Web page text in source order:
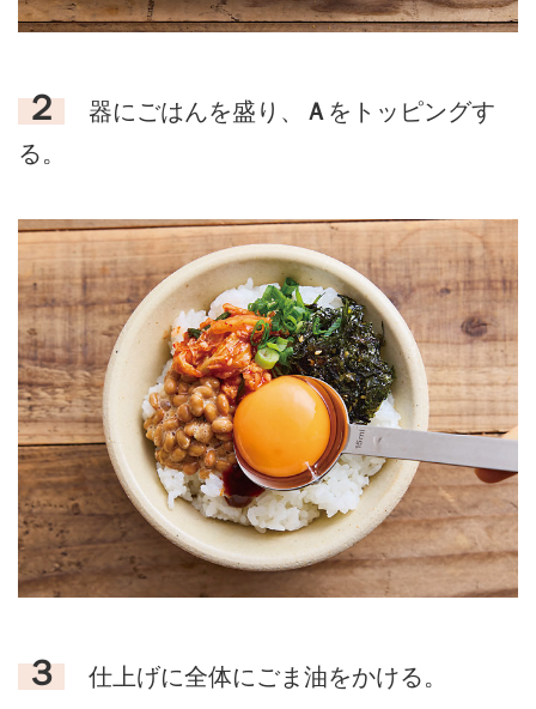
２ 器にごはんを盛り、 Ａ をトッピングす
る。
３ 仕上げに全体にごま油をかける。